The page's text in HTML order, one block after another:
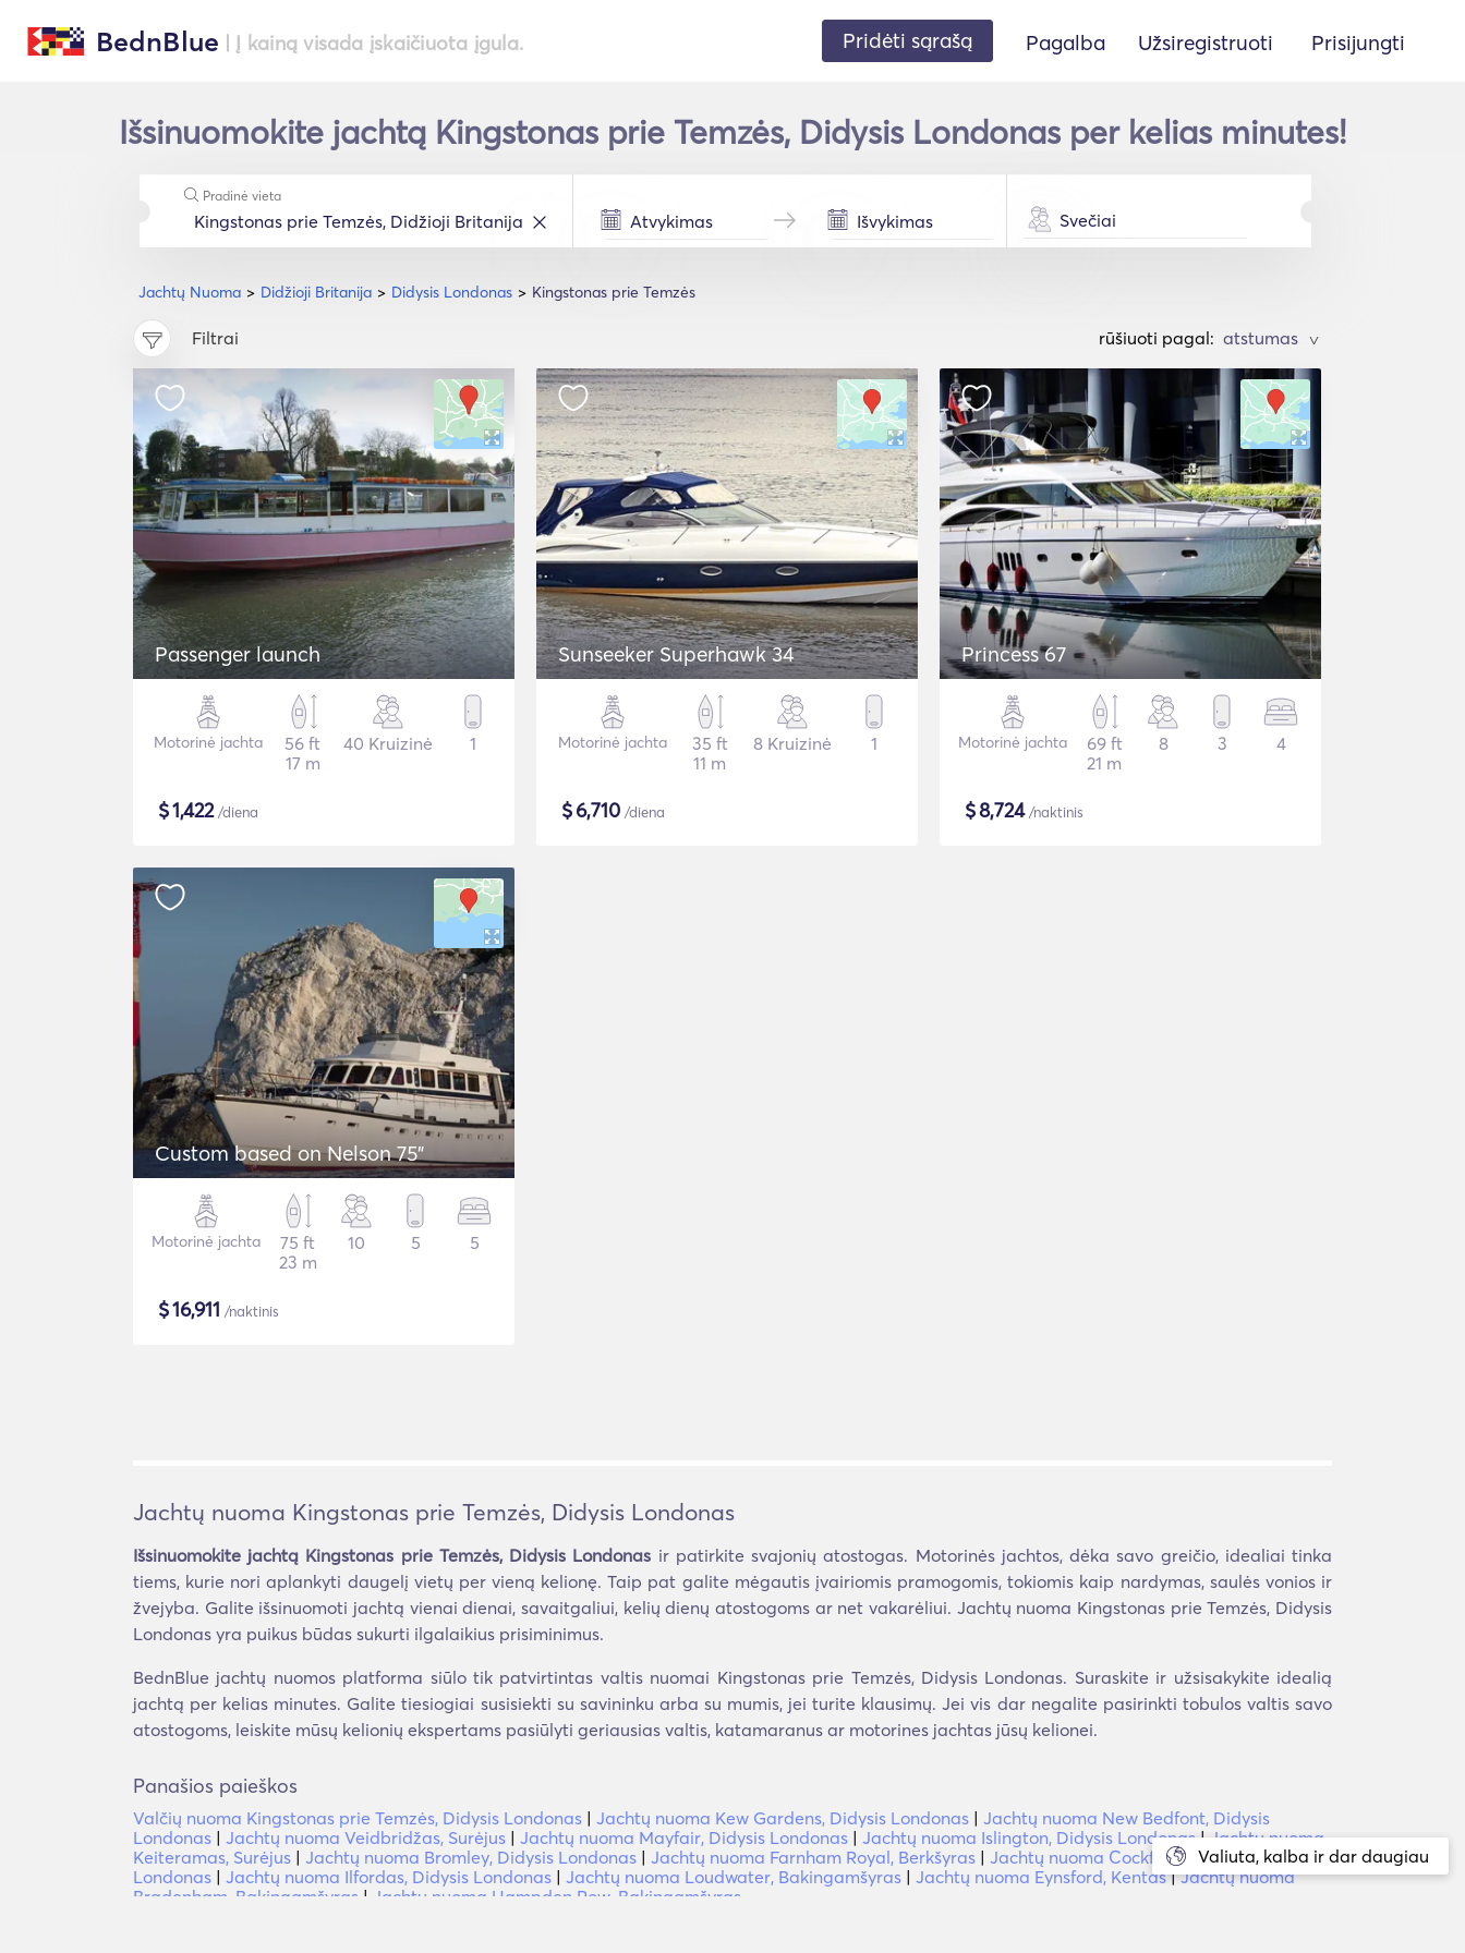
BednBlue | Į kainą visada įskaičiuota įgula. Pridėti sąrašą Pagalba Užsiregistruoti Prisijungti
Išsinuomokite jachtą Kingstonas prie Temzės, Didysis Londonas per kelias minutes!
Jachtų Nuoma Didžioji Britanija Didysis Londonas Kingstonas prie Temzės
Pradinė vieta
Svečiai
Filtrai rūšiuoti pagal: >
Passenger launch
Motorinė jachta
56 ft
17 m
40 Kruizinė 1
$1,422/diena
Sunseeker Superhawk 34
Motorinė jachta
35 ft
11 m
8 Kruizinė 1
$6,710 /diena
Princess 67
Motorinė jachta
69 ft
21 m
8 3 4
$8,724/naktinis
Custom based on Nelson 75"
Motorinė jachta
75 ft
23 m
10 5 5
$16,911 /naktinis
Valiuta, kalba ir dar daugiau
Jachtų nuoma Kingstonas prie Temzės, Didysis Londonas
Išsinuomokite jachtą Kingstonas prie Temzės, Didysis Londonas ir patirkite svajonių atostogas. Motorinės jachtos, dėka savo greičio, idealiai tinka
tiems, kurie nori aplankyti daugelį vietų per vieną kelionę. Taip pat galite mėgautis įvairiomis pramogomis, tokiomis kaip nardymas, saulės vonios ir
žvejyba. Galite išsinuomoti jachtą vienai dienai, savaitgaliui, kelių dienų atostogoms ar net vakarėliui. Jachtų nuoma Kingstonas prie Temzės, Didysis
Londonas yra puikus būdas sukurti ilgalaikius prisiminimus.
BednBlue jachtų nuomos platforma siūlo tik patvirtintas valtis nuomai Kingstonas prie Temzės, Didysis Londonas. Suraskite ir užsisakykite idealią
jachtą per kelias minutes. Galite tiesiogiai susisiekti su savininku arba su mumis, jei turite klausimų. Jei vis dar negalite pasirinkti tobulos valtis savo
atostogoms, leiskite mūsų kelionių ekspertams pasiūlyti geriausias valtis, katamaranus ar motorines jachtas jūsų kelionei.
Panašios paieškos
Valčių nuoma Kingstonas prie Temzės, Didysis Londonas | Jachtų nuoma Kew Gardens, Didysis Londonas | Jachtų nuoma New Bedfont, Didysis
Londonas | Jachtų nuoma Veidbridžas, Surėjus | Jachtų nuoma Mayfair, Didysis Londonas | Jachtų nuoma Islington, Didysis Londonas|Jachtų nuoma
Keiteramas, Surėjus | Jachtų nuoma Bromley, Didysis Londonas | Jachtų nuoma Farnham Royal, Berkšyras | Jachtų nuoma Cockfosters, Didysis
Londonas | Jachtų nuoma Ilfordas, Didysis Londonas | Jachtų nuoma Loudwater, Bakingamšyras | Jachtų nuoma Eynsford, Kentas|Jachtų nuoma
Bradenham, Bakingamšyras | Jachtų nuoma Hampden Row, Bakingamšyras